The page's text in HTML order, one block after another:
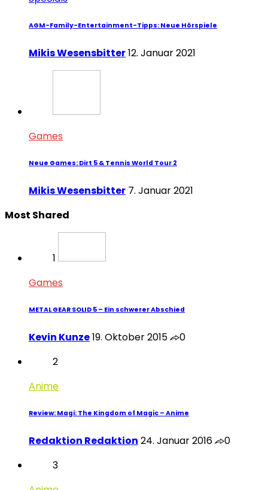
AGM-Family-Entertainment-Tipps: Neue Hörspiele
Mikis Wesensbitter12. Januar 2021
Games
Neue Games: Dirt 5 & Tennis World Tour 2
Mikis Wesensbitter 7. Januar 2021
Most Shared
1
Games
METAL GEAR SOLID 5 – Ein schwerer Abschied
Kevin Kunze19. Oktober 2015
0
2
Anime
Review: Magi: The Kingdom of Magic – Anime
Redaktion Redaktion 24. Januar 2016
0
3